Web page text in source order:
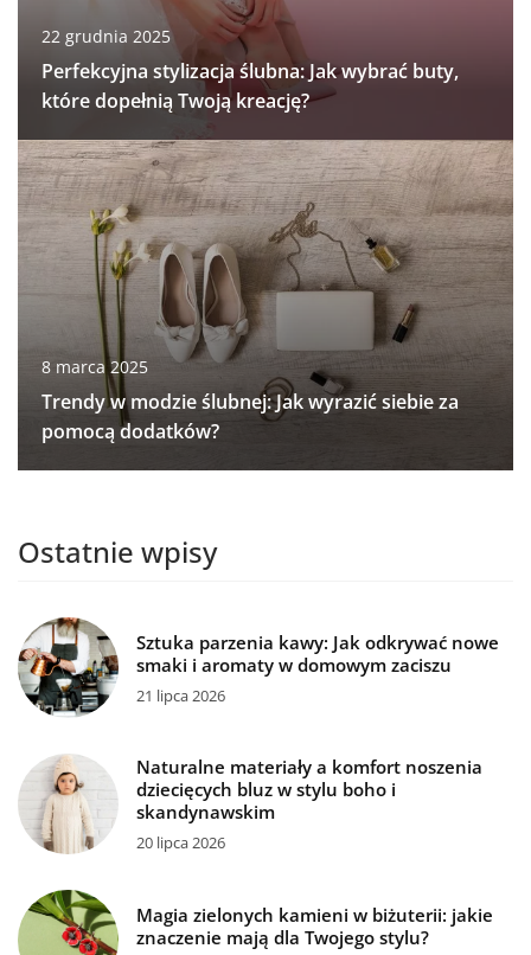
22 grudnia 2025
Perfekcyjna stylizacja ślubna: Jak wybrać buty,
które dopełnią Twoją kreację?
8 marca 2025
Trendy w modzie ślubnej: Jak wyrazić siebie za
pomocą dodatków?
Ostatnie wpisy
Sztuka parzenia kawy: Jak odkrywać nowe
smaki i aromaty w domowym zaciszu
21 lipca 2026
Naturalne materiały a komfort noszenia
dziecięcych bluz w stylu boho i
skandynawskim
20 lipca 2026
Magia zielonych kamieni w biżuterii: jakie
znaczenie mają dla Twojego stylu?